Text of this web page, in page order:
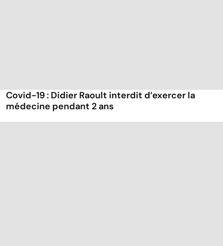
Covid-19 : Didier Raoult interdit d’exercer la
médecine pendant 2 ans